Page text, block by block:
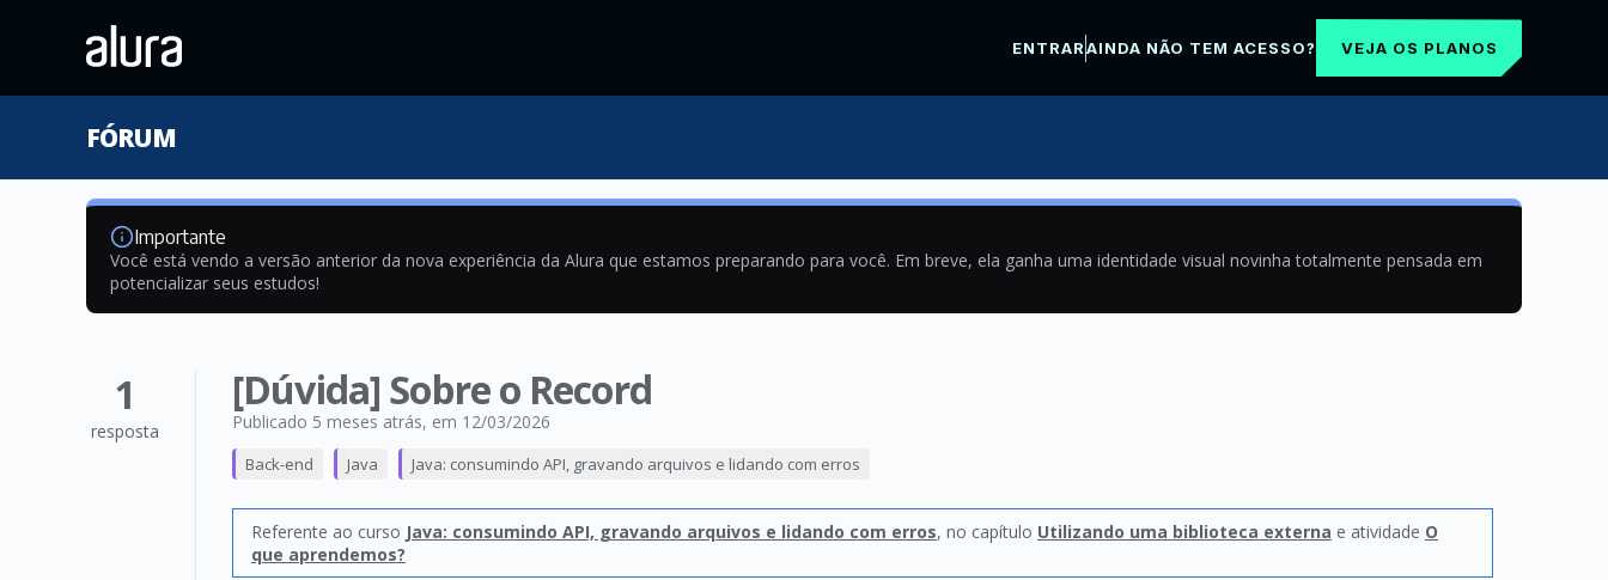
ENTRARAINDA NÃO TEM ACESSO? VEJA OS PLANOS
FÓRUM
Importante
Você está vendo a versão anterior da nova experiência da Alura que estamos preparando para você. Em breve, ela ganha uma identidade visual novinha totalmente pensada em
potencializar seus estudos!
1
resposta
[Dúvida] Sobre o Record
Publicado 5 meses atrás, em 12/03/2026
Back-end Java Java: consumindo API, gravando arquivos e lidando com erros
Referente ao curso Java: consumindo API, gravando arquivos e lidando com erros, no capítulo Utilizando uma biblioteca externa e atividade O
que aprendemos?